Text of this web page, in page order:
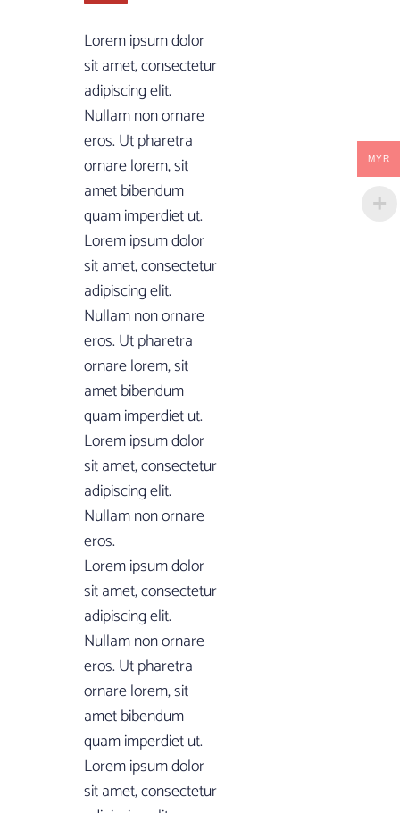
Lorem ipsum dolor
sit amet, consectetur
adipiscing elit.
Nullam non ornare
eros. Ut pharetra
ornare lorem, sit
amet bibendum
quam imperdiet ut.
Lorem ipsum dolor
sit amet, consectetur
adipiscing elit.
Nullam non ornare
eros. Ut pharetra
ornare lorem, sit
amet bibendum
quam imperdiet ut.
Lorem ipsum dolor
sit amet, consectetur
adipiscing elit.
Nullam non ornare
eros.
Lorem ipsum dolor
sit amet, consectetur
adipiscing elit.
Nullam non ornare
eros. Ut pharetra
ornare lorem, sit
amet bibendum
quam imperdiet ut.
Lorem ipsum dolor
sit amet, consectetur
MYR